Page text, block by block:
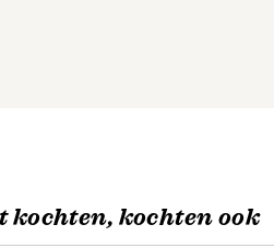
kochten, kochten ook